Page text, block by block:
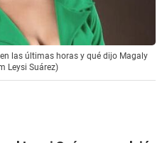
las últimas horas y qué dijo Magaly
Leysi Suárez)